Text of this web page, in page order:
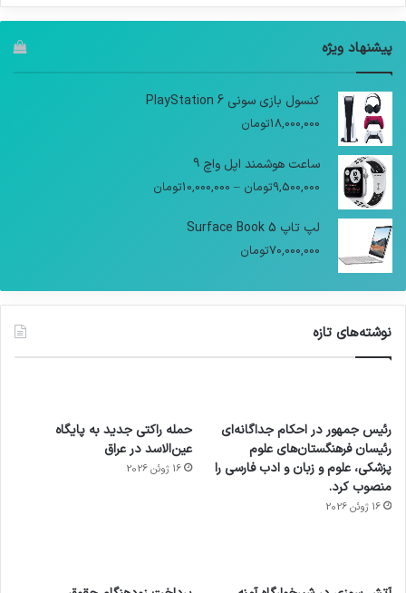
پیشنهاد ویژه
کنسول بازی سونی PlayStation 6
18,000,000تومان
ساعت هوشمند اپل واچ 9
9,500,000تومان –
10,000,000تومان
لپ تاپ Surface Book 5
70,000,000تومان
نوشته‌های تازه
رئیس جمهور در احکام جداگانه‌ای
رئیسان فرهنگستان‌های علوم
پزشکی، علوم و زبان و ادب فارسی را
منصوب کرد.
16 ژوئن 2026
حمله راکتی جدید به پایگاه
عین‌الاسد در عراق
16 ژوئن 2026
برای
مجازی
با طعم
های